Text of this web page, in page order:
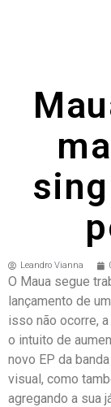
Leandro Vianna
O Maua segue
lançamento de
isso não ocorre,
o intuito de
novo EP da
visual, como
agregando a sua